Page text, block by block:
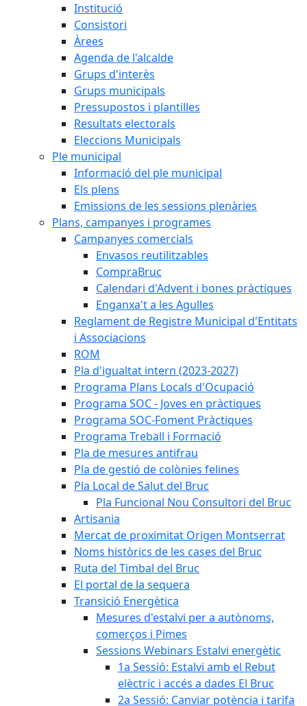
Institució
Consistori
Àrees
Agenda de l'alcalde
Grups d'interès
Grups municipals
Pressupostos i plantilles
Resultats electorals
Eleccions Municipals
Ple municipal
Informació del ple municipal
Els plens
Emissions de les sessions plenàries
Plans, campanyes i programes
Campanyes comercials
Envasos reutilitzables
CompraBruc
Calendari d'Advent i bones pràctiques
Enganxa't a les Agulles
Reglament de Registre Municipal d'Entitats
i Associacions
ROM
Pla d'igualtat intern (2023-2027)
Programa Plans Locals d'Ocupació
Programa SOC - Joves en pràctiques
Programa SOC-Foment Pràctiques
Programa Treball i Formació
Pla de mesures antifrau
Pla de gestió de colònies felines
Pla Local de Salut del Bruc
Pla Funcional Nou Consultori del Bruc
Artisania
Mercat de proximitat Origen Montserrat
Noms històrics de les cases del Bruc
Ruta del Timbal del Bruc
El portal de la sequera
Transició Energètica
Mesures d'estalvi per a autònoms,
comerços i Pimes
Sessions Webinars Estalvi energètic
1a Sessió: Estalvi amb el Rebut
elèctric i accés a dades El Bruc
2a Sessió: Canviar potència i tarifa